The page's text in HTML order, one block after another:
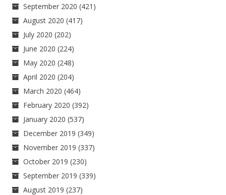
September 2020 (421)
August 2020 (417)
July 2020 (202)
June 2020 (224)
May 2020 (248)
April 2020 (204)
March 2020 (464)
February 2020 (392)
January 2020 (537)
December 2019 (349)
November 2019 (337)
October 2019 (230)
September 2019 (339)
August 2019 (237)